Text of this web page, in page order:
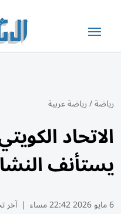
رياضة/رياضة عربية
الاتحاد
يستأنف
6 مايو 2026 22:42 مساء | آخر